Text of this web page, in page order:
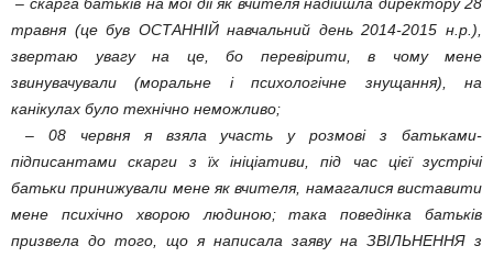
травня (це був ОСТАННІЙ навчальний день 2014-2015 н.р.),
звертаю увагу на це, бо перевірити, в чому мене
звинувачували (моральне і психологічне знущання), на
канікулах було технічно неможливо;
– 08 червня я взяла участь у розмові з батьками-
підписантами скарги з їх ініціативи, під час цієї зустрічі
батьки принижували мене як вчителя, намагалися виставити
мене психічно хворою людиною; така поведінка батьків
призвела до того, що я написала заяву на ЗВІЛЬНЕННЯ з